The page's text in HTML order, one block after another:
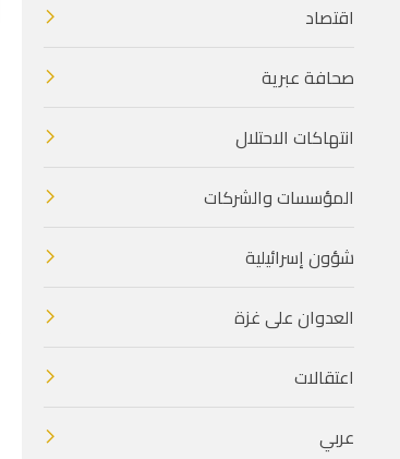
اقتصاد
صحافة عبرية
انتهاكات الاحتلال
المؤسسات والشركات
شؤون إسرائيلية
العدوان على غزة
اعتقالات
عربي